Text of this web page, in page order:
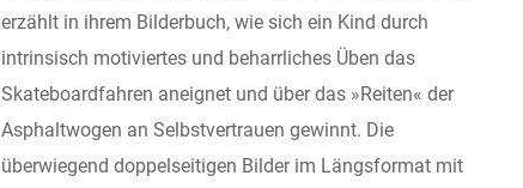
erzählt in ihrem Bilderbuch, wie sich ein Kind durch
intrinsisch motiviertes und beharrliches Üben das
Skateboardfahren aneignet und über das »Reiten« der
Asphaltwogen an Selbstvertrauen gewinnt. Die
überwiegend doppelseitigen Bilder im Längsformat mit